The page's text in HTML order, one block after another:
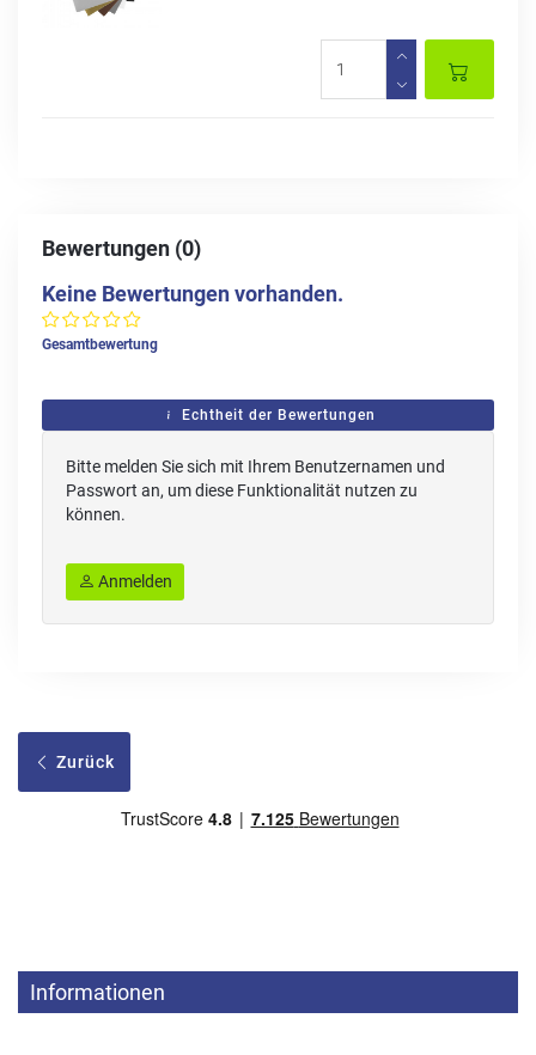
Bewertungen (0)
Keine Bewertungen vorhanden.
Gesamtbewertung
Echtheit der Bewertungen
Bitte melden Sie sich mit Ihrem Benutzernamen und
Passwort an, um diese Funktionalität nutzen zu
können.
Anmelden
Zurück
Informationen